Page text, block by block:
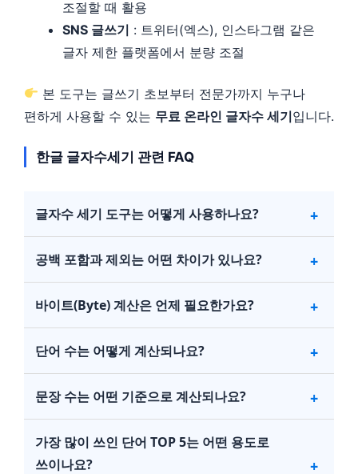
조절할 때 활용
SNS 글쓰기 : 트위터(엑스), 인스타그램 같은
글자 제한 플랫폼에서 분량 조절
본 도구는 글쓰기 초보부터 전문가까지 누구나
편하게 사용할 수 있는 무료 온라인 글자수 세기입니다.
한글 글자수세기 관련 FAQ
글자수 세기 도구는 어떻게 사용하나요?
공백 포함과 제외는 어떤 차이가 있나요?
바이트(Byte) 계산은 언제 필요한가요?
단어 수는 어떻게 계산되나요?
문장 수는 어떤 기준으로 계산되나요?
가장 많이 쓰인 단어 TOP 5는 어떤 용도로
쓰이나요?